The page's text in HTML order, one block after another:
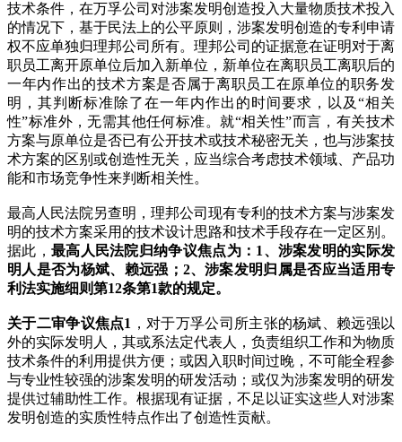
技术条件，在万孚公司对涉案发明创造投入大量物质技术投入
的情况下，基于民法上的公平原则，涉案发明创造的专利申请
权不应单独归理邦公司所有。理邦公司的证据意在证明对于离
职员工离开原单位后加入新单位，新单位在离职员工离职后的
一年内作出的技术方案是否属于离职员工在原单位的职务发
明，其判断标准除了在一年内作出的时间要求，以及“相关
性”标准外，无需其他任何标准。就“相关性”而言，有关技术
方案与原单位是否已有公开技术或技术秘密无关，也与涉案技
术方案的区别或创造性无关，应当综合考虑技术领域、产品功
能和市场竞争性来判断相关性。
最高人民法院另查明，理邦公司现有专利的技术方案与涉案发
明的技术方案采用的技术设计思路和技术手段存在一定区别。
据此， 最高人民法院归纳争议焦点为：1、涉案发明的实际发
明人是否为杨斌、赖远强；2、涉案发明归属是否应当适用专
利法实施细则第12条第1款的规定。
关于二审争议焦点1 ，对于万孚公司所主张的杨斌、赖远强以
外的实际发明人，其或系法定代表人，负责组织工作和为物质
技术条件的利用提供方便；或因入职时间过晚，不可能全程参
与专业性较强的涉案发明的研发活动；或仅为涉案发明的研发
提供过辅助性工作。根据现有证据，不足以证实这些人对涉案
发明创造的实质性特点作出了创造性贡献。